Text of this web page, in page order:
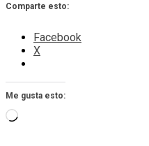
Comparte esto:
Facebook
X
Me gusta esto:
Cargando...